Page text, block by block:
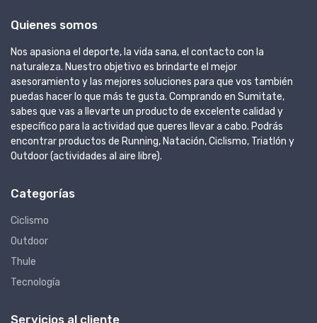
Quienes somos
Nos apasiona el deporte, la vida sana, el contacto con la
naturaleza. Nuestro objetivo es brindarte el mejor
asesoramiento y las mejores soluciones para que vos también
puedas hacer lo que más te gusta. Comprando en Sumitate,
sabes que vas a llevarte un producto de excelente calidad y
específico para la actividad que queres llevar a cabo. Podrás
encontrar productos de Running, Natación, Ciclismo, Triatlón y
Outdoor (actividades al aire libre).
Categorías
Ciclismo
Outdoor
Thule
Tecnología
Servicios al cliente